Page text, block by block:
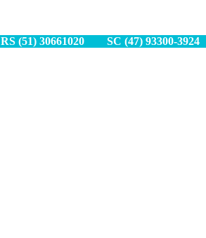
RS (51) 30661020 SC (47) 93300-3924